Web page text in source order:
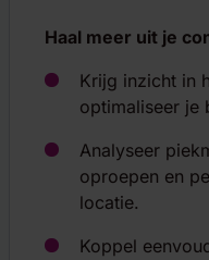
Haal meer uit je
Krijg inzicht in
optimaliseer je
Analyseer
oproepen en
locatie.
Koppel